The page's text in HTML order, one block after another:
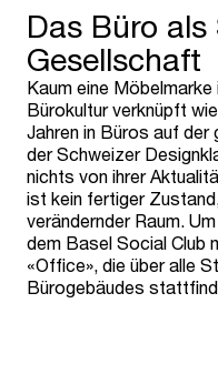
Das Büro
Gesellschaft
Kaum eine
Bürokultur verknüpft
Jahren in Büros auf
der Schweizer
nichts von ihrer
ist kein fertiger
verändernder Raum.
dem Basel Social Club
«Office», die über alle
Bürogebäudes